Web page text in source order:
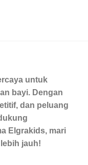
untuk
bayi. Dengan
dan peluang
Elgrakids, mari
jauh!